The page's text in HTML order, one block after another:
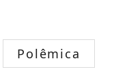
Polêmica